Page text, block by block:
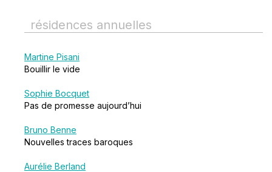
résidences annuelles
Martine Pisani
Bouillir le vide
Sophie Bocquet
Pas de promesse aujourd’hui
Bruno Benne
Nouvelles traces baroques
Aurélie Berland